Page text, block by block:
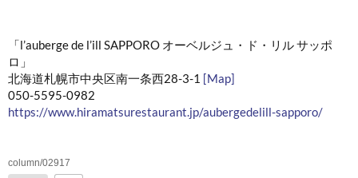
「l’auberge de l’ill SAPPORO オーベルジュ・ド・リル サッポ
ロ」
北海道札幌市中央区南一条西28-3-1 [Map]
050-5595-0982
https://www.hiramatsurestaurant.jp/aubergedelill-sapporo/
column/02917